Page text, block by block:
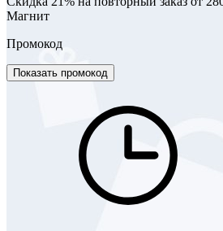
Магнит
Промокод
Показать промокод